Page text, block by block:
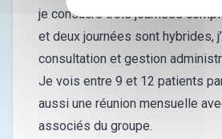
je consacre trois journées
et deux journées sont hybrides,
consultation et gestion
Je vois entre 9 et 12 patients
aussi une réunion mensuelle
associés du groupe.